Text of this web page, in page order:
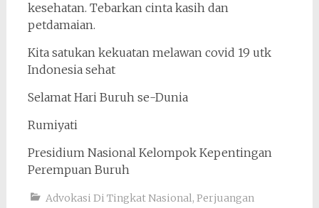
kesehatan. Tebarkan cinta kasih dan
petdamaian.
Kita satukan kekuatan melawan covid 19 utk
Indonesia sehat
Selamat Hari Buruh se-Dunia
Rumiyati
Presidium Nasional Kelompok Kepentingan
Perempuan Buruh
Advokasi Di Tingkat Nasional, Perjuangan